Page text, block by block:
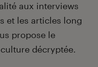
aux interviews
et les articles long
propose le
décryptée.